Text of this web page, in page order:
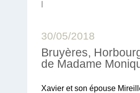
|
30/05/2018
Bruyères,
de Madame
Xavier et son épouse